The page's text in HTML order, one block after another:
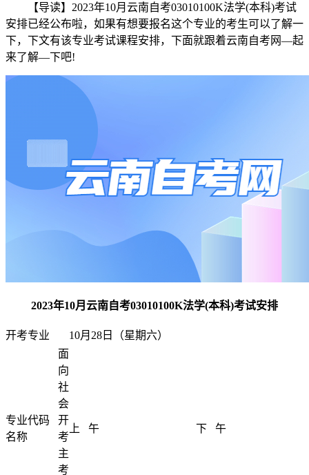
【导读】2023年10月云南自考03010100K法学(本科)考试
安排已经公布啦，如果有想要报名这个专业的考生可以了解一
下，下文有该专业考试课程安排，下面就跟着云南自考网—起
来了解—下吧!
2023年10月云南自考03010100K法学(本科)考试安排
开考专业 10月28日（星期六）
专业代码
名称
面
向
社
会
开
考
主
考
上 午 下 午